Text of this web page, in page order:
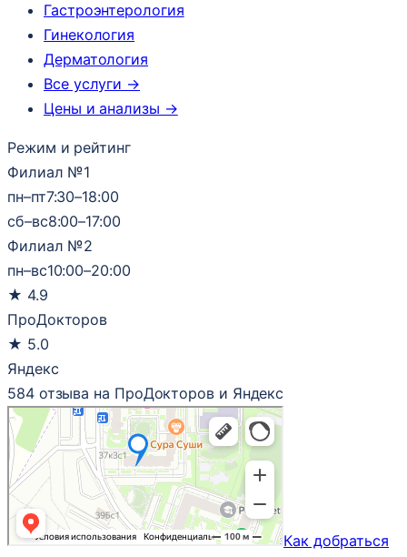
Гастроэнтерология
Гинекология
Дерматология
Все услуги →
Цены и анализы →
Режим и рейтинг
Филиал №1
пн–пт7:30–18:00
сб–вс8:00–17:00
Филиал №2
пн–вс10:00–20:00
★ 4.9
ПроДокторов
★ 5.0
Яндекс
584 отзыва на ПроДокторов и Яндекс
Как добраться